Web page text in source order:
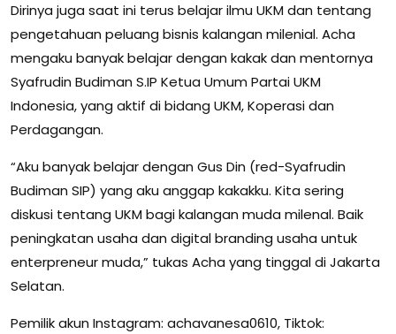
Dirinya juga saat ini terus belajar ilmu UKM dan tentang
pengetahuan peluang bisnis kalangan milenial. Acha
mengaku banyak belajar dengan kakak dan mentornya
Syafrudin Budiman S.IP Ketua Umum Partai UKM
Indonesia, yang aktif di bidang UKM, Koperasi dan
Perdagangan.
“Aku banyak belajar dengan Gus Din (red-Syafrudin
Budiman SIP) yang aku anggap kakakku. Kita sering
diskusi tentang UKM bagi kalangan muda milenal. Baik
peningkatan usaha dan digital branding usaha untuk
enterpreneur muda,” tukas Acha yang tinggal di Jakarta
Selatan.
Pemilik akun Instagram: achavanesa0610, Tiktok: